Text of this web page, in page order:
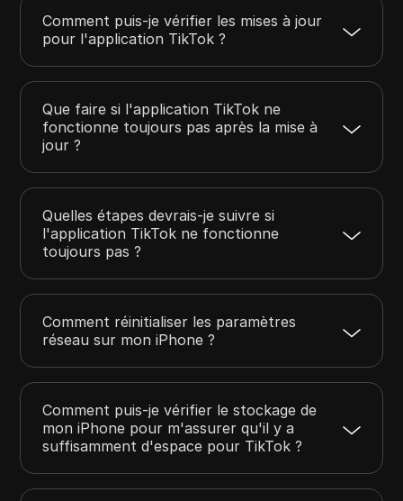
Comment puis-je vérifier les mises à jour
pour l'application TikTok ?
Que faire si l'application TikTok ne
fonctionne toujours pas après la mise à
jour ?
Quelles étapes devrais-je suivre si
l'application TikTok ne fonctionne
toujours pas ?
Comment réinitialiser les paramètres
réseau sur mon iPhone ?
Comment puis-je vérifier le stockage de
mon iPhone pour m'assurer qu'il y a
suffisamment d'espace pour TikTok ?